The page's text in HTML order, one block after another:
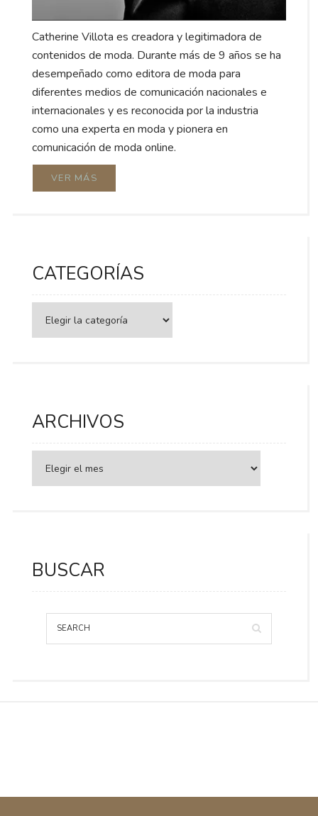
Catherine Villota es creadora y legitimadora de
contenidos de moda. Durante más de 9 años se ha
desempeñado como editora de moda para
diferentes medios de comunicación nacionales e
internacionales y es reconocida por la industria
como una experta en moda y pionera en
comunicación de moda online.
VER MÁS
CATEGORÍAS
ARCHIVOS
BUSCAR